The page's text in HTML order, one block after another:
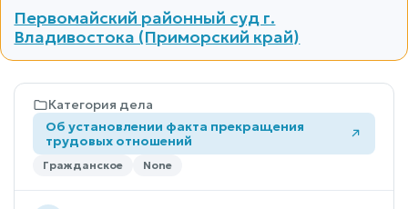
Первомайский районный суд г.
Владивостока (Приморский край)
Категория дела
Об установлении факта прекращения
трудовых отношений
Гражданское None